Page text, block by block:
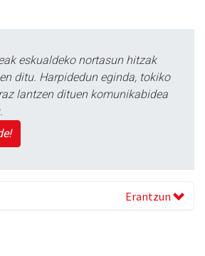
eskualdeko nortasun hitzak
ditu. Harpidedun eginda, tokiko
lantzen dituen komunikabidea
Erantzun